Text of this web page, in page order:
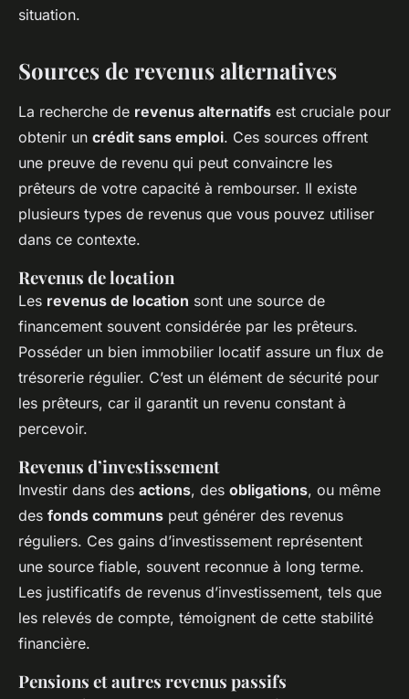
situation.
Sources de revenus alternatives
La recherche de revenus alternatifs est cruciale pour
obtenir un crédit sans emploi. Ces sources offrent
une preuve de revenu qui peut convaincre les
prêteurs de votre capacité à rembourser. Il existe
plusieurs types de revenus que vous pouvez utiliser
dans ce contexte.
Revenus de location
Les revenus de location sont une source de
financement souvent considérée par les prêteurs.
Posséder un bien immobilier locatif assure un flux de
trésorerie régulier. C’est un élément de sécurité pour
les prêteurs, car il garantit un revenu constant à
percevoir.
Revenus d’investissement
Investir dans des actions, des obligations, ou même
des fonds communs peut générer des revenus
réguliers. Ces gains d’investissement représentent
une source fiable, souvent reconnue à long terme.
Les justificatifs de revenus d’investissement, tels que
les relevés de compte, témoignent de cette stabilité
financière.
Pensions et autres revenus passifs